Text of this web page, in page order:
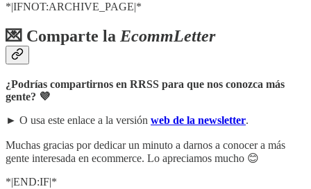
*|IFNOT:ARCHIVE_PAGE|*
💌 Comparte la EcommLetter
¿Podrías compartirnos en RRSS para que nos conozca más
gente? 💜
► O usa este enlace a la versión web de la newsletter.
Muchas gracias por dedicar un minuto a darnos a conocer a más
gente interesada en ecommerce. Lo apreciamos mucho 😊
*|END:IF|*